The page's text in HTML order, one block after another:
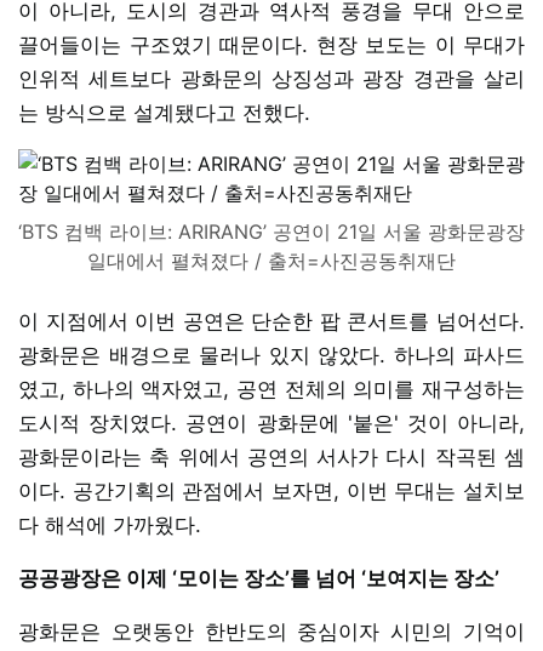
이 아니라, 도시의 경관과 역사적 풍경을 무대 안으로
끌어들이는 구조였기 때문이다. 현장 보도는 이 무대가
인위적 세트보다 광화문의 상징성과 광장 경관을 살리
는 방식으로 설계됐다고 전했다.
‘BTS 컴백 라이브: ARIRANG’ 공연이 21일 서울 광화문광장
일대에서 펼쳐졌다 / 출처=사진공동취재단
이 지점에서 이번 공연은 단순한 팝 콘서트를 넘어선다.
광화문은 배경으로 물러나 있지 않았다. 하나의 파사드
였고, 하나의 액자였고, 공연 전체의 의미를 재구성하는
도시적 장치였다. 공연이 광화문에 '붙은' 것이 아니라,
광화문이라는 축 위에서 공연의 서사가 다시 작곡된 셈
이다. 공간기획의 관점에서 보자면, 이번 무대는 설치보
다 해석에 가까웠다.
공공광장은 이제 ‘모이는 장소’를 넘어 ‘보여지는 장소’
광화문은 오랫동안 한반도의 중심이자 시민의 기억이